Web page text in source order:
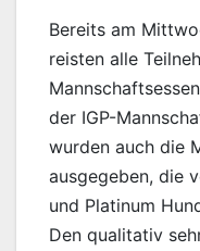
Bereits am
reisten alle
der IGP-
wurden auch die
ausgegeben, die
und Platinum
Den qualitativ